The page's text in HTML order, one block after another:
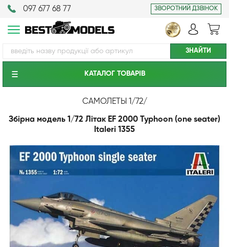
097 677 68 77 ЗВОРОТНИЙ ДЗВІНОК
КАТАЛОГ ТОВАРIВ
САМОЛЕТЫ 1/72/
Збірна модель 1/72 Літак EF 2000 Typhoon (one seater)
Italeri 1355